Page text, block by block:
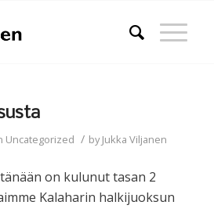
Uncategorized / byJukka Viljanen
on kulunut tasan 2
Kalaharin halkijuoksun